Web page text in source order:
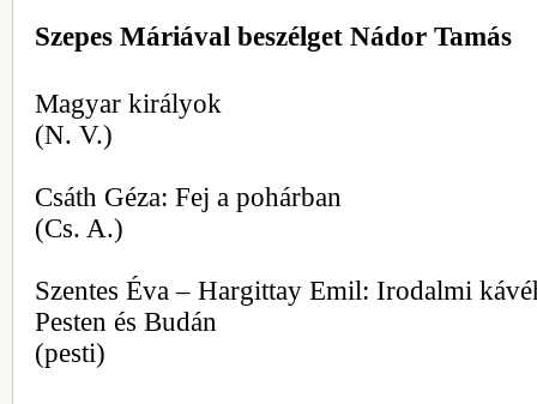
Szepes Máriával beszélget Nádor Tamás
Magyar királyok
(N. V.)
Csáth Géza: Fej a pohárban
(Cs. A.)
Szentes Éva – Hargittay Emil: Irodalmi
Pesten és Budán
(pesti)